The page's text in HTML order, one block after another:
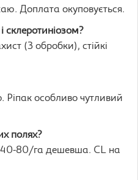
Доплата окуповується.
склеротиніозом?
(3 обробки), стійкі
особливо чутливий
полях?
80/га дешевша. CL на